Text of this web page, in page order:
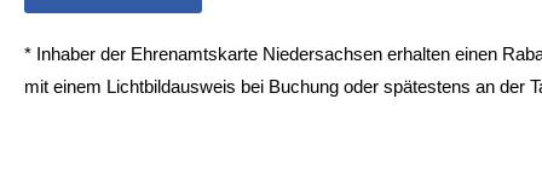
* Inhaber der Ehrenamtskarte Niedersachsen erhalten einen
mit einem Lichtbildausweis bei Buchung oder spätestens an der